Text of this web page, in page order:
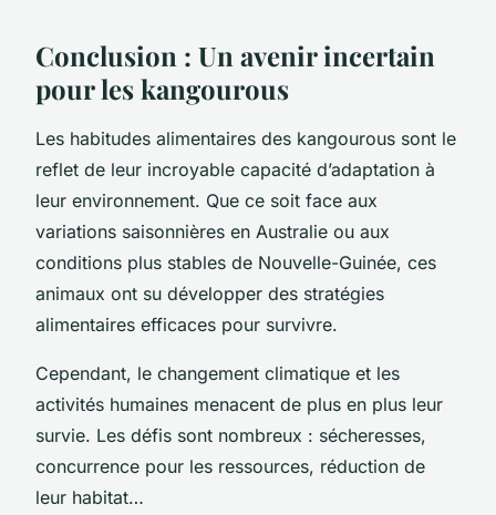
Conclusion : Un avenir incertain
pour les kangourous
Les habitudes alimentaires des kangourous sont le
reflet de leur incroyable capacité d’adaptation à
leur environnement. Que ce soit face aux
variations saisonnières en Australie ou aux
conditions plus stables de Nouvelle-Guinée, ces
animaux ont su développer des stratégies
alimentaires efficaces pour survivre.
Cependant, le changement climatique et les
activités humaines menacent de plus en plus leur
survie. Les défis sont nombreux : sécheresses,
concurrence pour les ressources, réduction de
leur habitat…